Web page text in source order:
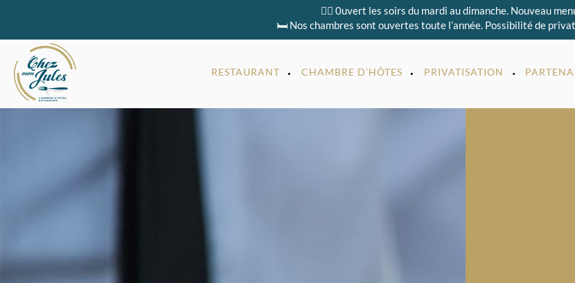
👉🏻 0uvert les soirs du mardi au dimanche. Nouveau
🛏️ Nos chambres sont ouvertes toute l’année. Possibilité de
RESTAURANT CHAMBRE D’HÔTES PRIVATISATION